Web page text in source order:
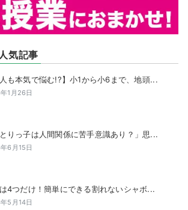
気記事
人も本気で悩む!?】小1から小6まで、地頭...
1月26日
とりっ子は人間関係に苦手意識あり？」思...
6月15日
4つだけ！簡単にできる割れないシャボ...
5月14日